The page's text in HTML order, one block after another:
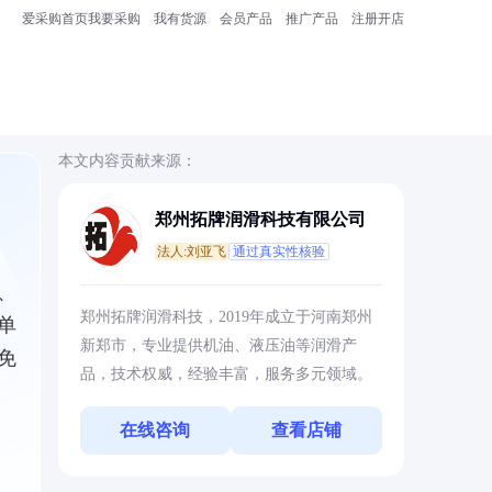
爱采购首页我要采购 我有货源 会员产品 推广产品 注册开店
本文内容贡献来源：
郑州拓牌润滑科技有限公司
法人:刘亚飞 通过真实性核验
郑州拓牌润滑科技，2019年成立于河南郑州
新郑市，专业提供机油、液压油等润滑产
品，技术权威，经验丰富，服务多元领域。
在线咨询 查看店铺